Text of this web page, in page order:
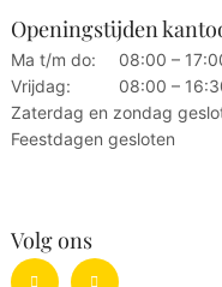
Openingstijden
Ma t/m do:
08:00 –
Vrijdag:
08:00 –
Zaterdag en zondag
Feestdagen gesloten
Volg ons